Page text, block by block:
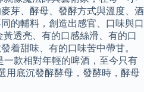
芽、酵母、發酵方式與溫度、酒
的輔料，創造出感官、口味與口
透亮、有的口感絲滑、有的口
着甜味、有的口味苦中帶甘。
一款相對年輕的啤酒，至今只有
用底沉發酵酵母，發酵時，酵母